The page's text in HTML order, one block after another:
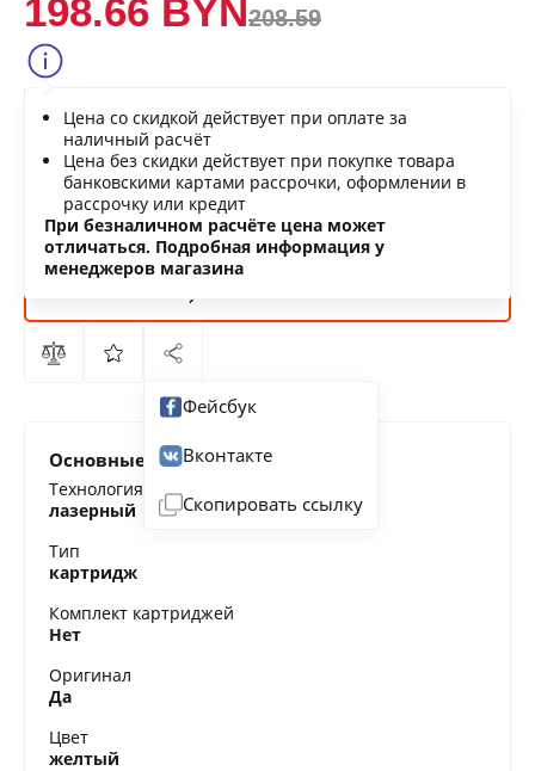
198.66 BYN208.59
Цена со скидкой действует при оплате за
наличный расчёт
Цена без скидки действует при покупке товара
банковскими картами рассрочки, оформлении в
рассрочку или кредит
При безналичном расчёте цена может
отличаться. Подробная информация у
менеджеров магазина
Нашли дешевле?
Фейсбук
Вконтакте
Скопировать ссылку
Основные характеристики
Технология печати
лазерный
Тип
картридж
Комплект картриджей
Нет
Оригинал
Да
Цвет
желтый